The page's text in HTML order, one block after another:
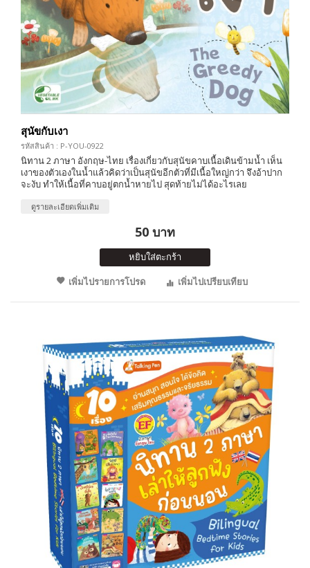
สุนัขกับเงา
รหัสสินค้า : P-YOU-0922
นิทาน 2 ภาษา อังกฤษ-ไทย เรื่องเกี่ยวกับสุนัขคาบเนื้อเดินข้ามน้ำ เห็น
เงาของตัวเองในน้ำแล้วคิดว่าเป็นสุนัขอีกตัวที่มีเนื้อใหญ่กว่า จึงอ้าปาก
จะงับ ทำให้เนื้อที่คาบอยู่ตกน้ำหายไป สุดท้ายไม่ได้อะไรเลย
ดูรายละเอียดเพิ่มเติม
50 บาท
หยิบใส่ตะกร้า
เพิ่มไปรายการโปรด
เพิ่มไปเปรียบเทียบ